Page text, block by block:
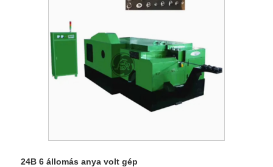
24B 6 állomás anya volt gép